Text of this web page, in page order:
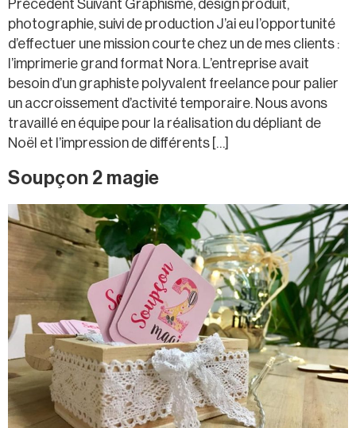
Précédent Suivant Graphisme, design produit,
photographie, suivi de production J’ai eu l’opportunité
d’effectuer une mission courte chez un de mes clients :
l’imprimerie grand format Nora. L’entreprise avait
besoin d’un graphiste polyvalent freelance pour palier
un accroissement d’activité temporaire. Nous avons
travaillé en équipe pour la réalisation du dépliant de
Noël et l’impression de différents […]
Soupçon 2 magie